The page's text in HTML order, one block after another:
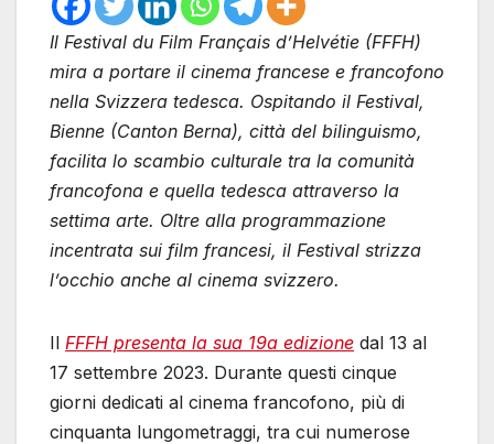
Il Festival du Film Français d’Helvétie (FFFH)
mira a portare il cinema francese e francofono
nella Svizzera tedesca. Ospitando il Festival,
Bienne (Canton Berna), città del bilinguismo,
facilita lo scambio culturale tra la comunità
francofona e quella tedesca attraverso la
settima arte. Oltre alla programmazione
incentrata sui film francesi, il Festival strizza
l’occhio anche al cinema svizzero.
Il FFFH presenta la sua 19a edizione dal 13 al
17 settembre 2023. Durante questi cinque
giorni dedicati al cinema francofono, più di
cinquanta lungometraggi, tra cui numerose